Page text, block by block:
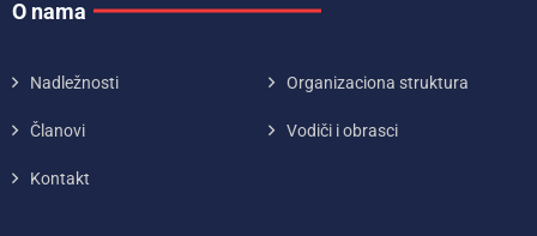
O nama
Nadležnosti Organizaciona struktura
Članovi Vodiči i obrasci
Kontakt